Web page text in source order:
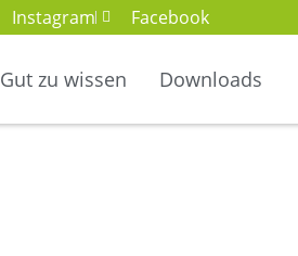
Instagram Facebook
Gut zu wissen Downloads